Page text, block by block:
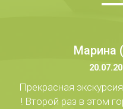
Марина
Прекрасная
! Второй раз в этом